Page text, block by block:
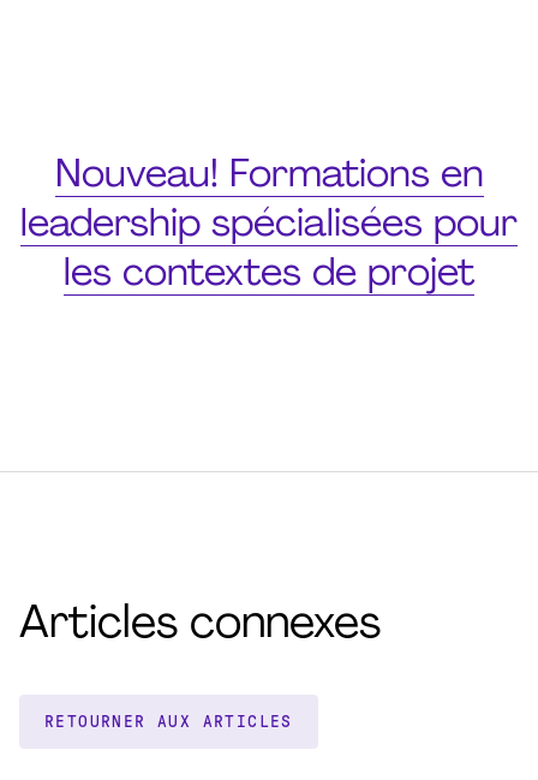
Nouveau! Formations en
leadership spécialisées pour
les contextes de projet
Articles connexes
RETOURNER AUX ARTICLES